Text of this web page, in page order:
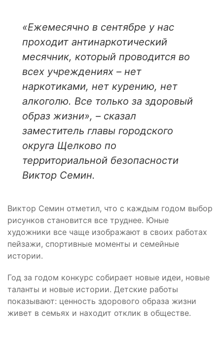
«Ежемесячно в сентябре у нас
проходит антинаркотический
месячник, который проводится во
всех учреждениях – нет
наркотиками, нет курению, нет
алкоголю. Все только за здоровый
образ жизни», – сказал
заместитель главы городского
округа Щелково по
территориальной безопасности
Виктор Семин.
Виктор Семин отметил, что с каждым годом выбор
рисунков становится все труднее. Юные
художники все чаще изображают в своих работах
пейзажи, спортивные моменты и семейные
истории.
Год за годом конкурс собирает новые идеи, новые
таланты и новые истории. Детские работы
показывают: ценность здорового образа жизни
живет в семьях и находит отклик в обществе.